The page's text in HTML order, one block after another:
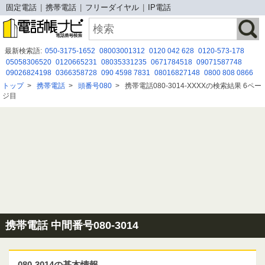
固定電話 携帯電話 フリーダイヤル IP電話
最新検索語: 050-3175-1652 08003001312 0120 042 628 0120-573-178
05058306520 0120665231 08035331235 0671784518 09071587748
09026824198 0366358728 090 4598 7831 08016827148 0800 808 0866
050-3187-5915 08080884625 0120792197 0675264903 0368975604
08069010143
トップ> 携帯電話 > 頭番号080 > 携帯電話080-3014-XXXXの検索結果 6ペー
ジ目
携帯電話 中間番号080-3014